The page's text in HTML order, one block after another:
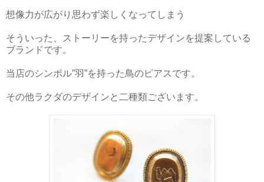
想像力が広がり思わず楽しくなってしまう
そういった、ストーリーを持ったデザインを提案している
ブランドです。
当店のシンボル”羽”を持った鳥のピアスです。
その他ラクダのデザインと二種類ございます。